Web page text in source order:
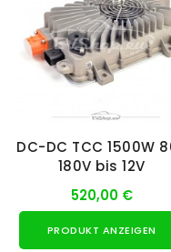
DC-DC TCC 1500W
180V bis 12V
520,00 €
PRODUKT ANZEIGEN